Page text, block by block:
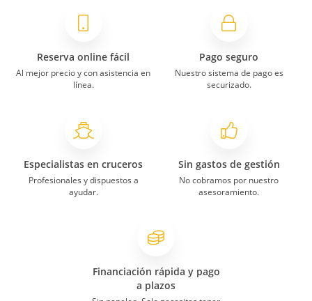
Reserva online fácil
Al mejor precio y con asistencia en
línea.
Pago seguro
Nuestro sistema de pago es
securizado.
Especialistas en cruceros
Profesionales y dispuestos a
ayudar.
Sin gastos de gestión
No cobramos por nuestro
asesoramiento.
Financiación rápida y pago
a plazos